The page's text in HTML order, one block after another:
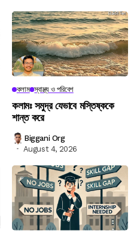
কলাম স্বাস্থ্য ও পরিবেশ
কলামঃ সমুদ্র যেভাবে মস্তিষ্ককে
শান্ত করে
Biggani Org
August 4, 2026